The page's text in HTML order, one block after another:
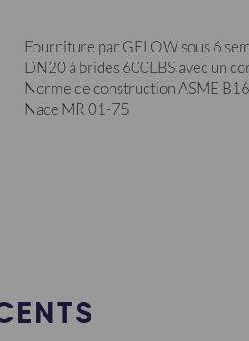
Fourniture par GFLOW sous 6
DN20 à brides 600LBS avec un
Norme de construction ASME
Nace MR 01-75